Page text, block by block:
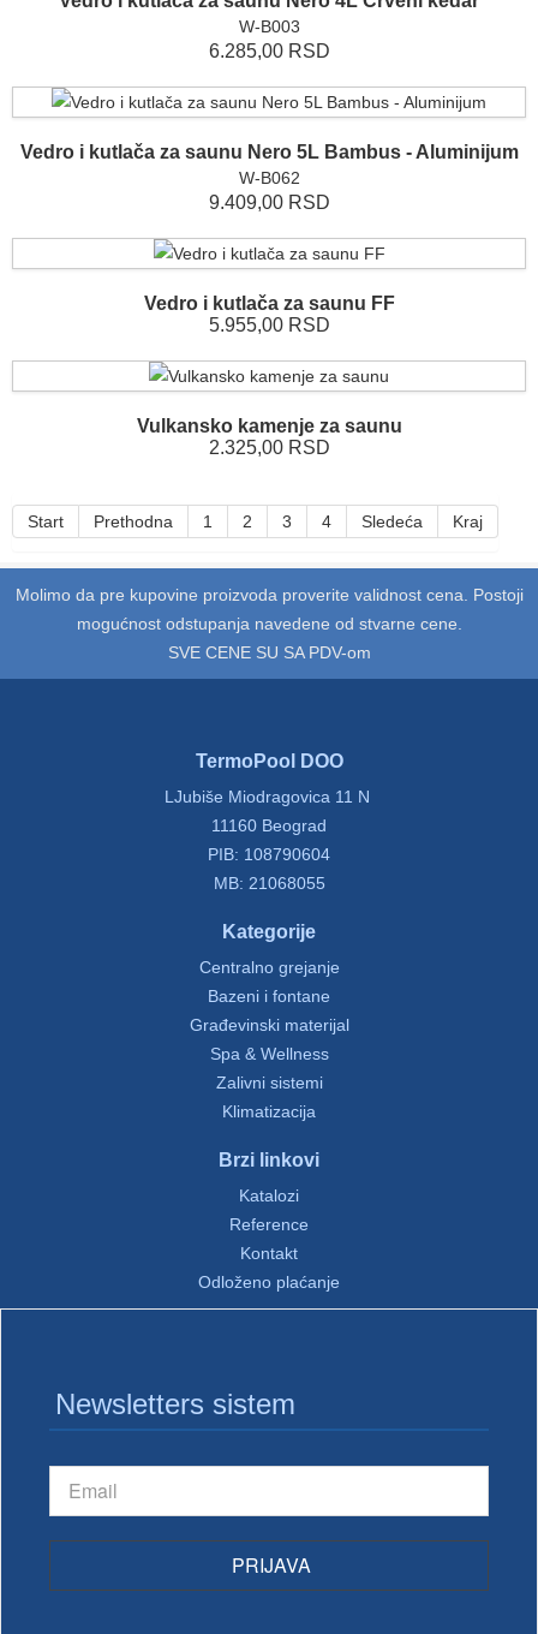
W-B003
6.285,00 RSD
Vedro i kutlača za saunu Nero 5L Bambus - Aluminijum
W-B062
9.409,00 RSD
Vedro i kutlača za saunu FF
5.955,00 RSD
Vulkansko kamenje za saunu
2.325,00 RSD
Start Prethodna 1 2 3 4 Sledeća Kraj
Molimo da pre kupovine proizvoda proverite validnost cena. Postoji
mogućnost odstupanja navedene od stvarne cene.
SVE CENE SU SA PDV-om
TermoPool DOO
LJubiše Miodragovica 11 N
11160 Beograd
PIB: 108790604
MB: 21068055
Kategorije
Centralno grejanje
Bazeni i fontane
Građevinski materijal
Spa & Wellness
Zalivni sistemi
Klimatizacija
Brzi linkovi
Katalozi
Reference
Kontakt
Odloženo plaćanje
Newsletters sistem
PRIJAVA